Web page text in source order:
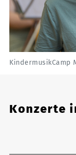
KindermusikCamp
Konzerte